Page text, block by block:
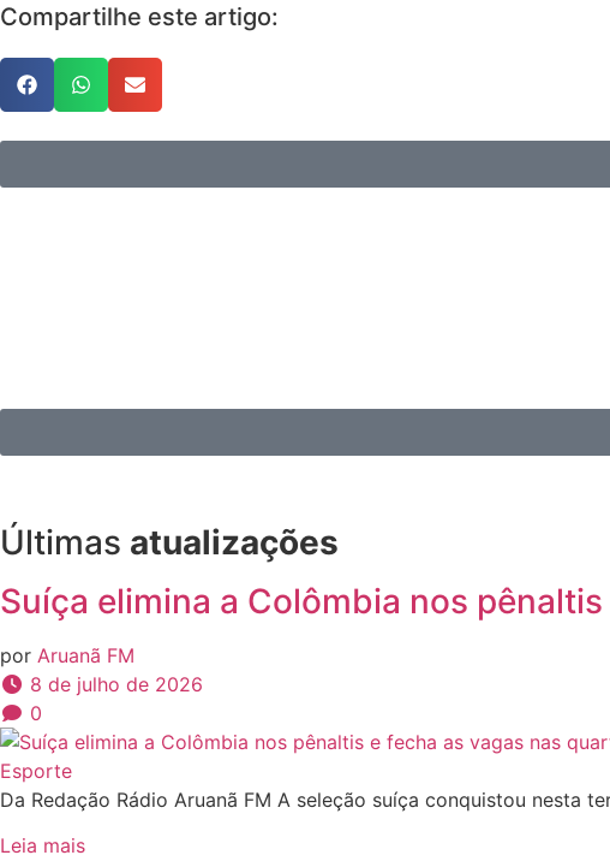
Compartilhe este artigo:
Últimas atualizações
Suíça elimina a Colômbia nos
por Aruanã FM
8 de julho de 2026
0
Esporte
Da Redação Rádio Aruanã FM A seleção suíça conquistou nesta
Leia mais